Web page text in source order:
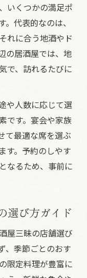
び方ガイド
を開くポイン
三昧のコツ
の秘訣とは
いくつかの満足ポ
代表的なのは、
れに合う地酒やド
の居酒屋では、地
で、訪れるたびに
や人数に応じて選
です。宴会や家族
て最適な席を選ぶ
す。予約のしやす
なるため、事前に
選び方ガイド
屋三昧の店舗選び
、季節ごとのおす
限定料理が豊富に